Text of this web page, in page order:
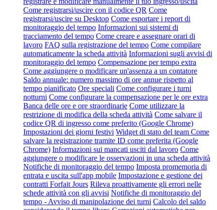
Come registrarsi/uscire con il codice QR Come
registrarsi/uscire su Desktop Come esportare i report di
monitoraggio del tempo Informazioni sui sistemi di
tracciamento del tempo Come creare e assegnare orari di
lavoro FAQ sulla registrazione del tempo Come compilare
automaticamente la scheda attività Informazioni sugli avvisi di
monitoraggio del tempo Compensazione per tempo extra
Come aggiungere o modificare un'assenza a un contatore
Saldo annuale: numero massimo di ore annue rispetto al
tempo pianificato Ore speciali Come configurare i turni
notturni Come configurare la compensazione per le ore extra
Banca delle ore e ore straordinarie Come utilizzare la
restrizione di modifica della scheda attività Come salvare il
codice QR di ingresso come preferito (Google Chrome)
Impostazioni dei giorni festivi Widget di stato del team Come
salvare la registrazione tramite ID come preferita (Google
Chrome) Informazioni sui mancati usciti dal lavoro Come
aggiungere o modificare le osservazioni in una scheda attività
Notifiche di monitoraggio del tempo Imposta promemoria di
entrata e uscita sull'app mobile Impostazione e gestione dei
contratti Forfait Jours Rileva proattivamente gli errori nelle
schede attività con gli avvisi Notifiche di monitoraggio del
tempo - Avviso di manipolazione dei turni Calcolo del saldo